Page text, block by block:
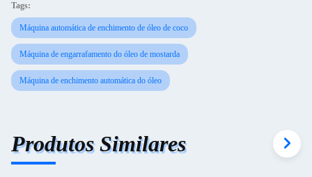
Tags:
Máquina automática de enchimento de óleo de coco
Máquina de engarrafamento do óleo de mostarda
Máquina de enchimento automática do óleo
Produtos Similares